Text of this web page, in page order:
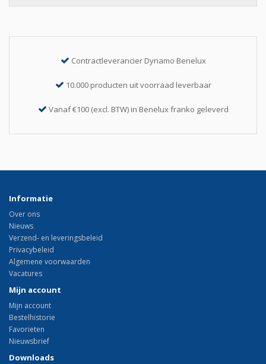
Contractleverancier Dynamo Benelux
10.000 producten uit voorraad leverbaar
Vanaf €100 (excl. BTW) in Benelux franko geleverd
Informatie
Over ons
Nieuws
Verzend- en leveringsbeleid
Privacybeleid
Algemene voorwaarden
Vacatures
Mijn account
Mijn account
Bestelhistorie
Favorieten
Nieuwsbrief
Downloads